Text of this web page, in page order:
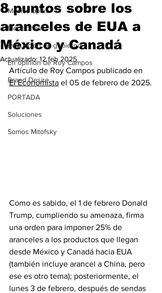
México opina
Elecciones
Evaluación de gobierno
En opinión de Roy Campos
Brand Desire
PORTADA
Soluciones
Somos Mitofsky
8 puntos sobre los
aranceles de EUA a
México y Canadá
Actualizado: 12 feb 2025
Artículo de Roy Campos publicado en
El Economista el 05 de febrero de 2025.
Como es sabido, el 1 de febrero Donald
Trump, cumpliendo su amenaza, firma
una orden para imponer 25% de
aranceles a los productos que llegan
desde México y Canadá hacia EUA
(también incluye arancel a China, pero
ese es otro tema); posteriormente, el
lunes 3 de febrero, después de sendas